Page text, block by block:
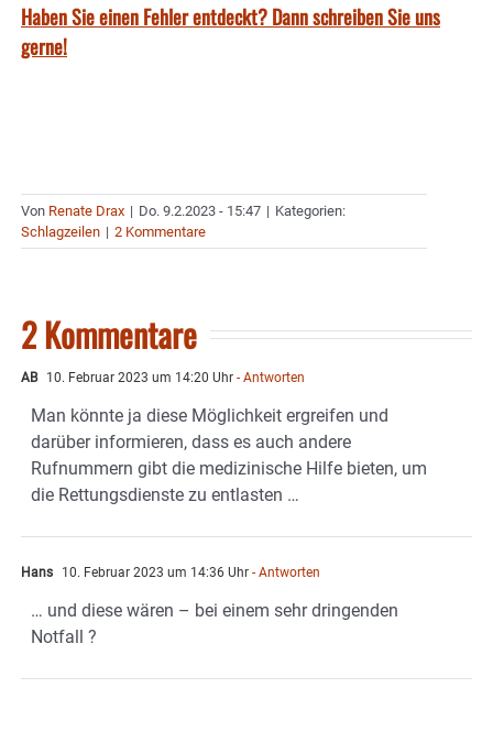
Haben Sie einen Fehler entdeckt? Dann schreiben Sie uns
gerne!
Von Renate Drax | Do. 9.2.2023 - 15:47 | Kategorien:
Schlagzeilen | 2 Kommentare
2 Kommentare
AB 10. Februar 2023 um 14:20 Uhr - Antworten
Man könnte ja diese Möglichkeit ergreifen und
darüber informieren, dass es auch andere
Rufnummern gibt die medizinische Hilfe bieten, um
die Rettungsdienste zu entlasten …
Hans 10. Februar 2023 um 14:36 Uhr - Antworten
… und diese wären – bei einem sehr dringenden
Notfall ?